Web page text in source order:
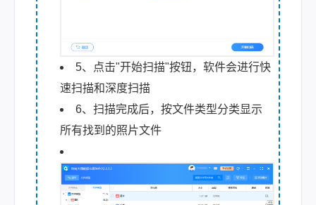
5、点击"开始扫描"按钮，软件会进行快
速扫描和深度扫描
6、扫描完成后，按文件类型分类显示
所有找到的照片文件